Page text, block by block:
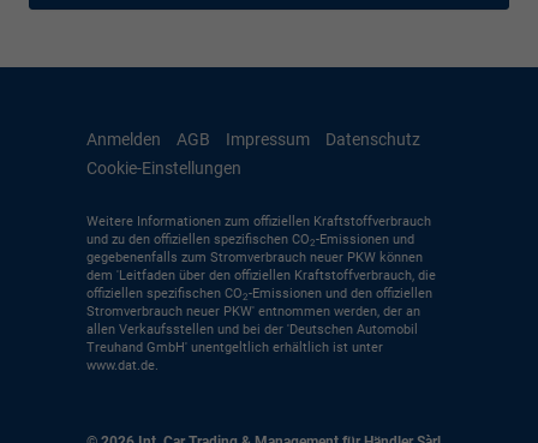
Anmelden AGB Impressum
Datenschutz
Cookie-Einstellungen
Weitere Informationen zum offiziellen Kraftstoffverbrauch
und zu den offiziellen spezifischen CO2-Emissionen und
gegebenenfalls zum Stromverbrauch neuer PKW können
dem 'Leitfaden über den offiziellen Kraftstoffverbrauch, die
offiziellen spezifischen CO2-Emissionen und den offiziellen
Stromverbrauch neuer PKW' entnommen werden, der an
allen Verkaufsstellen und bei der 'Deutschen Automobil
Treuhand GmbH' unentgeltlich erhältlich ist unter
www.dat.de.